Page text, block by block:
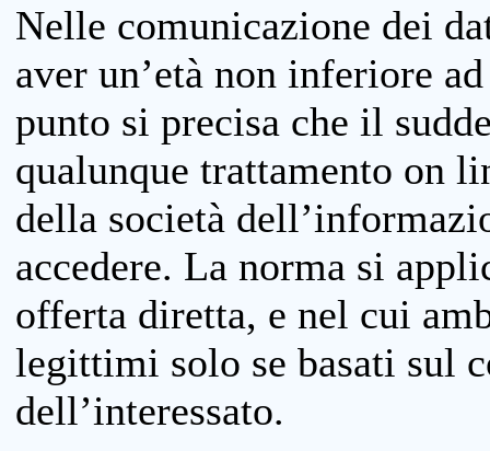
Nelle comunicazione dei
aver un’età non inferiore
punto si precisa che il
qualunque trattamento on
della società
accedere. La norma si
offerta diretta, e nel cui
legittimi solo se basati sul
dell’interessato.